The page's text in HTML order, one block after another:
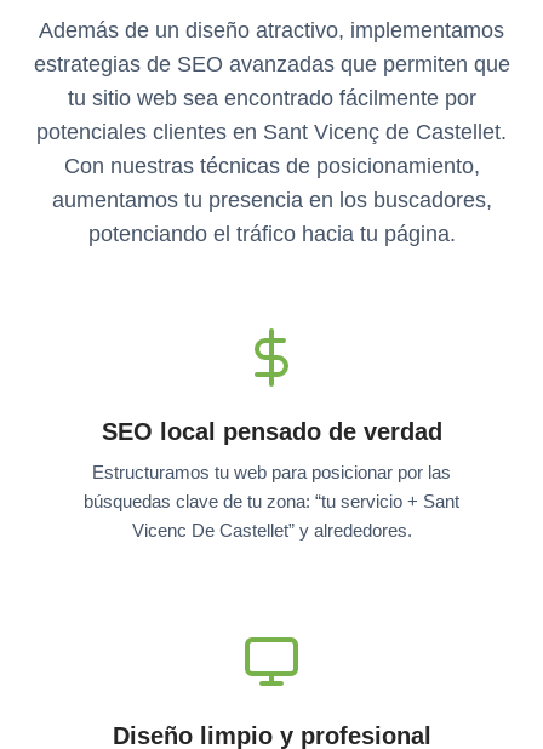
Además de un diseño atractivo, implementamos
estrategias de SEO avanzadas que permiten que
tu sitio web sea encontrado fácilmente por
potenciales clientes en Sant Vicenç de Castellet.
Con nuestras técnicas de posicionamiento,
aumentamos tu presencia en los buscadores,
potenciando el tráfico hacia tu página.
SEO local pensado de verdad
Estructuramos tu web para posicionar por las
búsquedas clave de tu zona: “tu servicio + Sant
Vicenc De Castellet” y alrededores.
Diseño limpio y profesional